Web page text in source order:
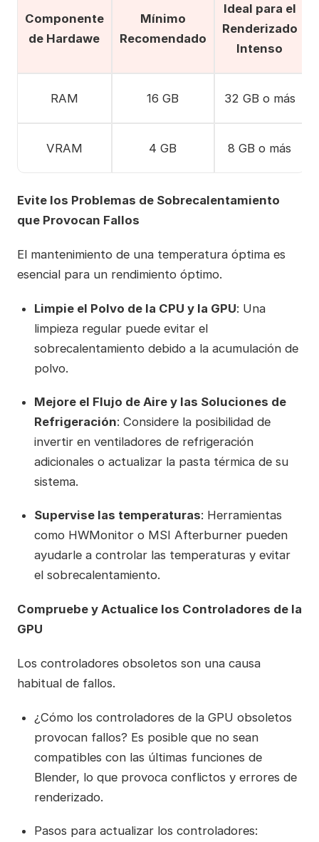
Componente
de Hardawe
Mínimo
Recomendado
Ideal para el
Renderizado
Intenso
RAM 16 GB 32 GB o más
VRAM 4 GB 8 GB o más
Evite los Problemas de Sobrecalentamiento
que Provocan Fallos
El mantenimiento de una temperatura óptima es
esencial para un rendimiento óptimo.
Limpie el Polvo de la CPU y la GPU: Una
limpieza regular puede evitar el
sobrecalentamiento debido a la acumulación de
polvo.
Mejore el Flujo de Aire y las Soluciones de
Refrigeración: Considere la posibilidad de
invertir en ventiladores de refrigeración
adicionales o actualizar la pasta térmica de su
sistema.
Supervise las temperaturas: Herramientas
como HWMonitor o MSI Afterburner pueden
ayudarle a controlar las temperaturas y evitar
el sobrecalentamiento.
Compruebe y Actualice los Controladores de la
GPU
Los controladores obsoletos son una causa
habitual de fallos.
¿Cómo los controladores de la GPU obsoletos
provocan fallos? Es posible que no sean
compatibles con las últimas funciones de
Blender, lo que provoca conflictos y errores de
renderizado.
Pasos para actualizar los controladores: